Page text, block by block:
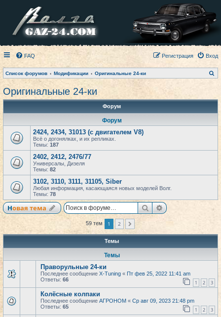
FAQ Вход
Регистрация
Список форумов Модификации Оригинальные 24-ки
о
Оригинальные 24-ки
Форум
Форум
2424, 2434, 31013 (с двигателем V8)
Всё о догонялках, и их репликах.
Темы: 187
2402, 2412, 2476/77
Универсалы, Дизеля
Темы: 82
3102, 3110, 3111, 31105, Siber
Любая информация, касающаяся новых моделей Волг.
Темы: 78
Новая тема ПоискРасширенный
59 тем 1 2
Темы
Темы
Праворульные 24-ки
Последнее сообщение X-Tuning « Пт фев 25, 2022 11:41 am
Ответы: 66 1 2 3
Колёсные колпаки
Последнее сообщение АГРОНОМ « Ср авг 09, 2023 21:48 pm
Ответы: 65 1 2 3